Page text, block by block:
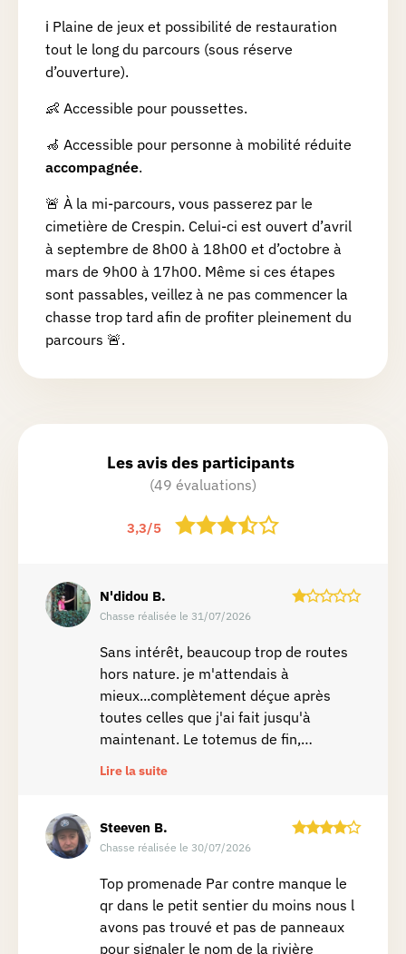
ℹ️ Plaine de jeux et possibilité de restauration
tout le long du parcours (sous réserve
d’ouverture).
👶 Accessible pour poussettes.
🦽 Accessible pour personne à mobilité réduite
accompagnée.
🚨 À la mi-parcours, vous passerez par le
cimetière de Crespin. Celui-ci est ouvert d’avril
à septembre de 8h00 à 18h00 et d’octobre à
mars de 9h00 à 17h00. Même si ces étapes
sont passables, veillez à ne pas commencer la
chasse trop tard afin de profiter pleinement du
parcours 🚨.
Les avis des participants
(49 évaluations)
3,3/5
N'didou B.
Chasse réalisée le 31/07/2026
Sans intérêt, beaucoup trop de routes
hors nature. je m'attendais à
mieux...complètement déçue après
toutes celles que j'ai fait jusqu'à
maintenant. Le totemus de fin,
faisant la balade un vendredi.
Dommage car à part ça 🤔
Lire la suite
Steeven B.
Chasse réalisée le 30/07/2026
Top promenade Par contre manque le
qr dans le petit sentier du moins nous l
avons pas trouvé et pas de panneaux
pour signaler le nom de la rivière